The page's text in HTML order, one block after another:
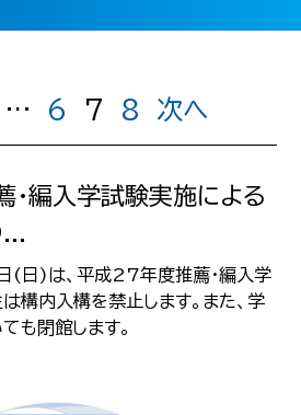
… 6 7 8 次へ
編入学試験実施による
)は、平成27年度推薦・編入学
構内入構を禁止します。また、学
も閉館します。